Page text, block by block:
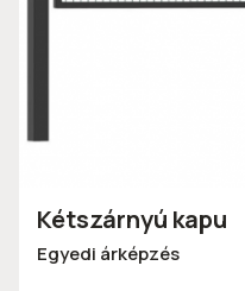
Kétszárnyú kapu
Egyedi árképzés